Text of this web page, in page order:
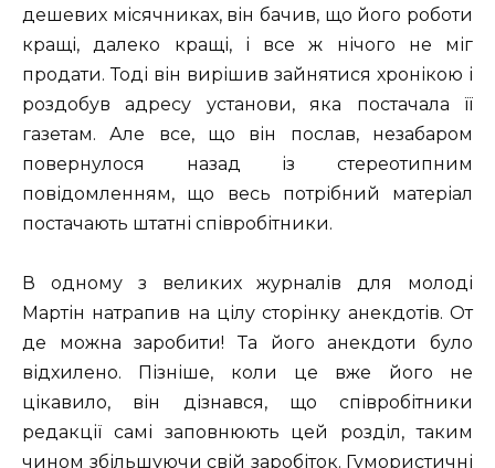
дешевих місячниках, він бачив, що його роботи
кращі, далеко кращі, і все ж нічого не міг
продати. Тоді він вирішив зайнятися хронікою і
роздобув адресу установи, яка постачала її
газетам. Але все, що він послав, незабаром
повернулося назад із стереотипним
повідомленням, що весь потрібний матеріал
постачають штатні співробітники.
В одному з великих журналів для молоді
Мартін натрапив на цілу сторінку анекдотів. От
де можна заробити! Та його анекдоти було
відхилено. Пізніше, коли це вже його не
цікавило, він дізнався, що співробітники
редакції самі заповнюють цей розділ, таким
чином збільшуючи свій заробіток. Гумористичні